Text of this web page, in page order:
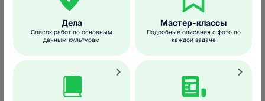
Размножение
Количество поколений в год (1–2) зависит
от климата места обитания.
Яйца имаго откладывают небольшими
группами по краю листьев малины либо
Дела
Список работ по основным
дачным культурам
Мастер-классы
Подробные описания с фото по
каждой задаче